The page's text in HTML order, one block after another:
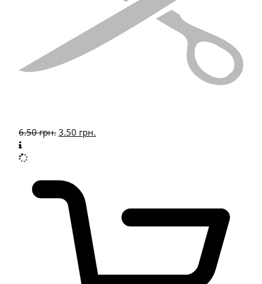
6.50грн. 3.50 грн.